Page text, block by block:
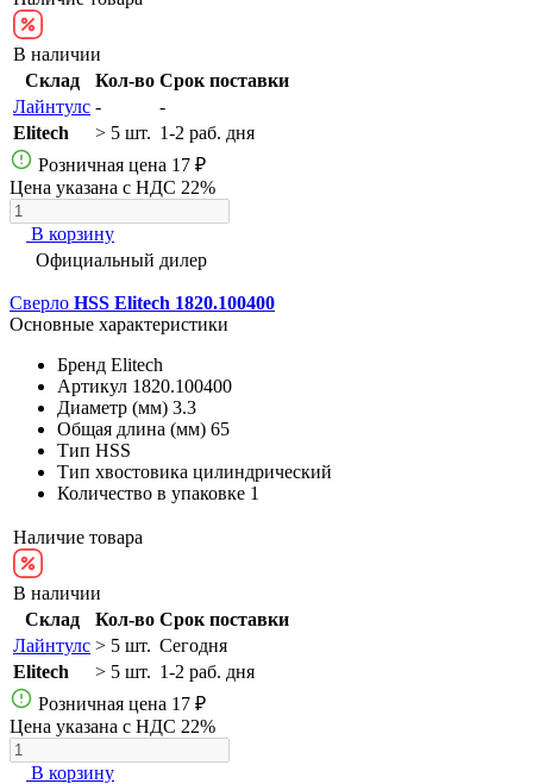
В наличии
Склад
Кол-во Срок поставки
Лайнтулс -
-
Elitech
> 5 шт. 1-2 раб. дня
Розничная цена 17 ₽
Цена указана с НДС 22%
В корзину
Официальный дилер
Сверло HSS Elitech 1820.100400
Основные характеристики
Бренд Elitech
Артикул 1820.100400
Диаметр (мм) 3.3
Общая длина (мм) 65
Тип HSS
Тип хвостовика цилиндрический
Количество в упаковке 1
Наличие товара
В наличии
Склад
Кол-во Срок поставки
Лайнтулс > 5 шт. Сегодня
Elitech
> 5 шт. 1-2 раб. дня
Розничная цена 17 ₽
Цена указана с НДС 22%
В корзину